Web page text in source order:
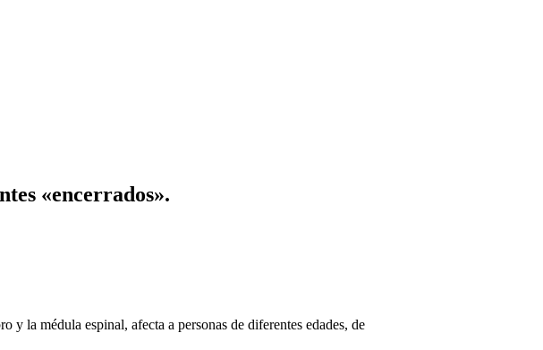
«encerrados».
y la médula espinal, afecta a personas de diferentes edades, de